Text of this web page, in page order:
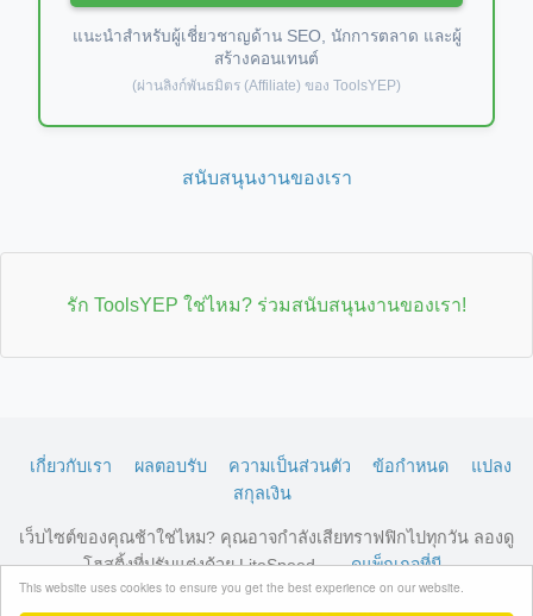
This website uses cookies to ensure you get the best experience on our website.
แนะนำสำหรับผู้เชี่ยวชาญด้าน SEO, นักการตลาด และผู้
สร้างคอนเทนต์
(ผ่านลิงก์พันธมิตร (Affiliate) ของ ToolsYEP)
สนับสนุนงานของเรา
รัก ToolsYEP ใช่ไหม? ร่วมสนับสนุนงานของเรา!
เกี่ยวกับเรา ผลตอบรับ ความเป็นส่วนตัว ข้อกำหนด
แปลง
สกุลเงิน
เว็บไซต์ของคุณช้าใช่ไหม? คุณอาจกำลังเสียทราฟฟิกไปทุกวัน ลองดู
โฮสติ้งที่ปรับแต่งด้วย LiteSpeed → ดูแพ็กเกจที่มี
© 2026 ToolsYEP.com สงวนลิขสิทธิ์